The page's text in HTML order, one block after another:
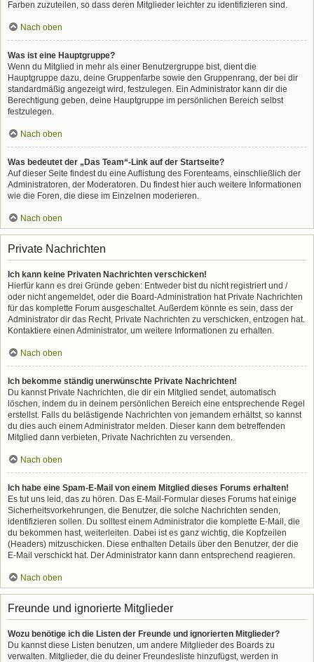
Farben zuzuteilen, so dass deren Mitglieder leichter zu identifizieren sind.
Nach oben
Was ist eine Hauptgruppe?
Wenn du Mitglied in mehr als einer Benutzergruppe bist, dient die
Hauptgruppe dazu, deine Gruppenfarbe sowie den Gruppenrang, der bei dir
standardmäßig angezeigt wird, festzulegen. Ein Administrator kann dir die
Berechtigung geben, deine Hauptgruppe im persönlichen Bereich selbst
festzulegen.
Nach oben
Was bedeutet der „Das Team“-Link auf der Startseite?
Auf dieser Seite findest du eine Auflistung des Forenteams, einschließlich der
Administratoren, der Moderatoren. Du findest hier auch weitere Informationen
wie die Foren, die diese im Einzelnen moderieren.
Nach oben
Private Nachrichten
Ich kann keine Privaten Nachrichten verschicken!
Hierfür kann es drei Gründe geben: Entweder bist du nicht registriert und /
oder nicht angemeldet, oder die Board-Administration hat Private Nachrichten
für das komplette Forum ausgeschaltet. Außerdem könnte es sein, dass der
Administrator dir das Recht, Private Nachrichten zu verschicken, entzogen hat.
Kontaktiere einen Administrator, um weitere Informationen zu erhalten.
Nach oben
Ich bekomme ständig unerwünschte Private Nachrichten!
Du kannst Private Nachrichten, die dir ein Mitglied sendet, automatisch
löschen, indem du in deinem persönlichen Bereich eine entsprechende Regel
erstellst. Falls du belästigende Nachrichten von jemandem erhältst, so kannst
du dies auch einem Administrator melden. Dieser kann dem betreffenden
Mitglied dann verbieten, Private Nachrichten zu versenden.
Nach oben
Ich habe eine Spam-E-Mail von einem Mitglied dieses Forums erhalten!
Es tut uns leid, das zu hören. Das E-Mail-Formular dieses Forums hat einige
Sicherheitsvorkehrungen, die Benutzer, die solche Nachrichten senden,
identifizieren sollen. Du solltest einem Administrator die komplette E-Mail, die
du bekommen hast, weiterleiten. Dabei ist es ganz wichtig, die Kopfzeilen
(Headers) mitzuschicken. Diese enthalten Details über den Benutzer, der die
E-Mail verschickt hat. Der Administrator kann dann entsprechend reagieren.
Nach oben
Freunde und ignorierte Mitglieder
Wozu benötige ich die Listen der Freunde und ignorierten Mitglieder?
Du kannst diese Listen benutzen, um andere Mitglieder des Boards zu
verwalten. Mitglieder, die du deiner Freundesliste hinzufügst, werden in